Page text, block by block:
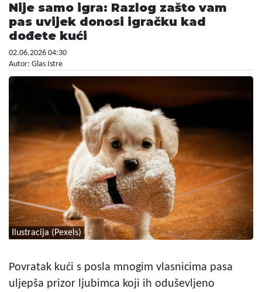
Nije samo igra: Razlog zašto vam
pas uvijek donosi igračku kad
dođete kući
02.06.2026 04:30
Autor: Glas Istre
Ilustracija (Pexels)
Povratak kući s posla mnogim vlasnicima pasa
uljepša prizor ljubimca koji ih oduševljeno